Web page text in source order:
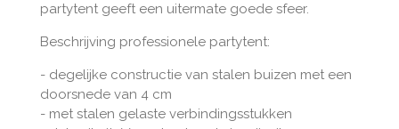
partytent geeft een uitermate goede sfeer.
Beschrijving professionele partytent:
- degelijke constructie van stalen buizen met een
doorsnede van 4 cm
- met stalen gelaste verbindingsstukken